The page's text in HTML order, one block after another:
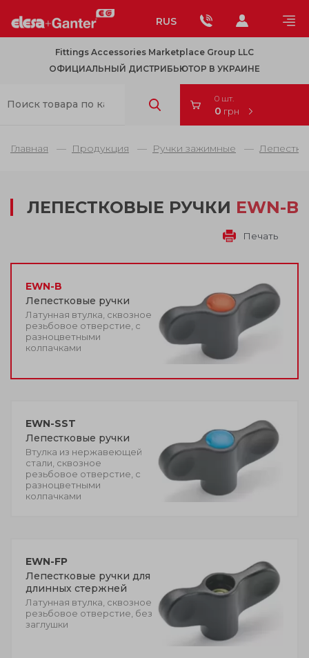
RUS
Fittings Accessories Marketplace Group LLC
ОФИЦИАЛЬНЫЙ ДИСТРИБЬЮТОР В УКРАИНЕ
0 шт.
0 грн
Главная Продукция Ручки зажимные
ЛЕПЕСТКОВЫЕ РУЧКИ EWN-B
Печать
EWN-B
Лепестковые ручки
Латунная втулка, сквозное
резьбовое отверстие, с
разноцветными
колпачками
EWN-SST
Лепестковые ручки
Втулка из нержавеющей
стали, сквозное
резьбовое отверстие, с
разноцветными
колпачками
EWN-FP
Лепестковые ручки для
длинных стержней
Латунная втулка, сквозное
резьбовое отверстие, без
заглушки